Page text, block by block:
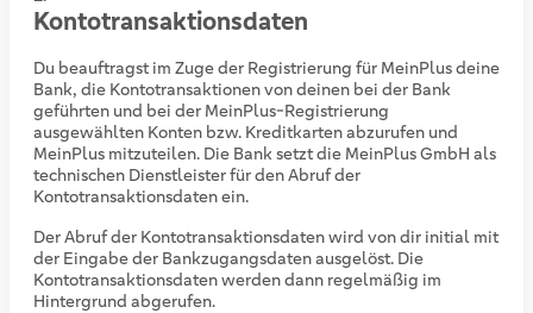
Kontotransaktionsdaten
Du beauftragst im Zuge der Registrierung für MeinPlus deine
Bank, die Kontotransaktionen von deinen bei der Bank
geführten und bei der MeinPlus-Registrierung
ausgewählten Konten bzw. Kreditkarten abzurufen und
MeinPlus mitzuteilen. Die Bank setzt die MeinPlus GmbH als
technischen Dienstleister für den Abruf der
Kontotransaktionsdaten ein.
Der Abruf der Kontotransaktionsdaten wird von dir initial mit
der Eingabe der Bankzugangsdaten ausgelöst. Die
Kontotransaktionsdaten werden dann regelmäßig im
Hintergrund abgerufen.